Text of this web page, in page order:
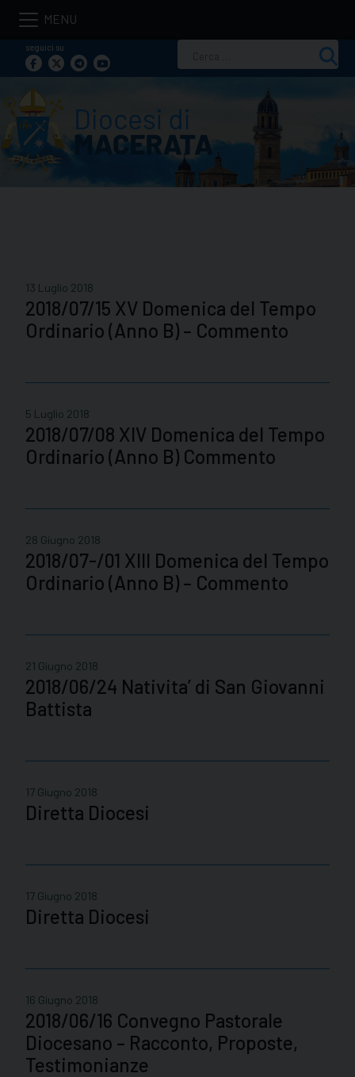
Skip
contentseguici su
per:
13 Luglio 2018
2018/07/15 XV Domenica del Tempo
Ordinario (Anno B) – Commento
5 Luglio 2018
2018/07/08 XIV Domenica del Tempo
Ordinario (Anno B) Commento
28 Giugno 2018
2018/07-/01 XIII Domenica del Tempo
Ordinario (Anno B) – Commento
21 Giugno 2018
2018/06/24 Nativita’ di San Giovanni
Battista
17 Giugno 2018
Diretta Diocesi
17 Giugno 2018
Diretta Diocesi
16 Giugno 2018
2018/06/16 Convegno Pastorale
Diocesano – Racconto, Proposte,
Testimonianze